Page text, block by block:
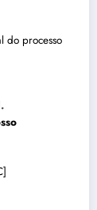
do processo
.